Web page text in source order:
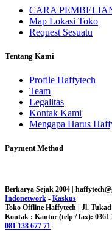
CARA
Map Lokasi Toko
Request Sesuatu
Tentang Kami
Profile Haffytech
Team
Legalitas
Kontak Kami
Mengapa Harus
Payment Method
Berkarya Sejak 2004 |
Indonetwork - Kaskus
Toko Offline Haffytech | Jl. Tukad
Kontak : Kantor (telp / fax): 0361
081 138 677 71